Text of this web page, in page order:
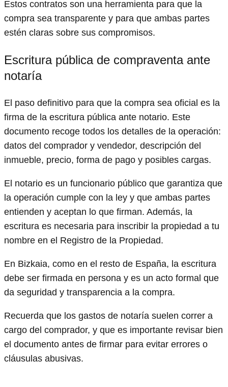
Estos contratos son una herramienta para que la
compra sea transparente y para que ambas partes
estén claras sobre sus compromisos.
Escritura pública de compraventa ante
notaría
El paso definitivo para que la compra sea oficial es la
firma de la escritura pública ante notario. Este
documento recoge todos los detalles de la operación:
datos del comprador y vendedor, descripción del
inmueble, precio, forma de pago y posibles cargas.
El notario es un funcionario público que garantiza que
la operación cumple con la ley y que ambas partes
entienden y aceptan lo que firman. Además, la
escritura es necesaria para inscribir la propiedad a tu
nombre en el Registro de la Propiedad.
En Bizkaia, como en el resto de España, la escritura
debe ser firmada en persona y es un acto formal que
da seguridad y transparencia a la compra.
Recuerda que los gastos de notaría suelen correr a
cargo del comprador, y que es importante revisar bien
el documento antes de firmar para evitar errores o
cláusulas abusivas.